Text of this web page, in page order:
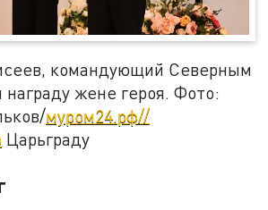
командующий Северным
награду жене героя. Фото:
муром24.рф//
Царьграду